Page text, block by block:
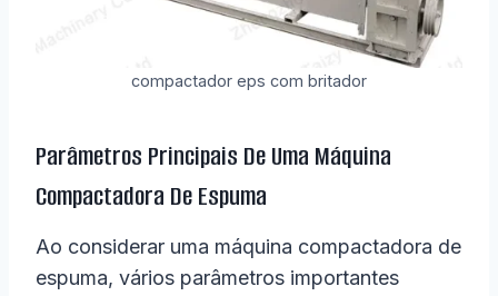
compactador eps com britador
Parâmetros Principais De Uma Máquina
Compactadora De Espuma
Ao considerar uma máquina compactadora de
espuma, vários parâmetros importantes